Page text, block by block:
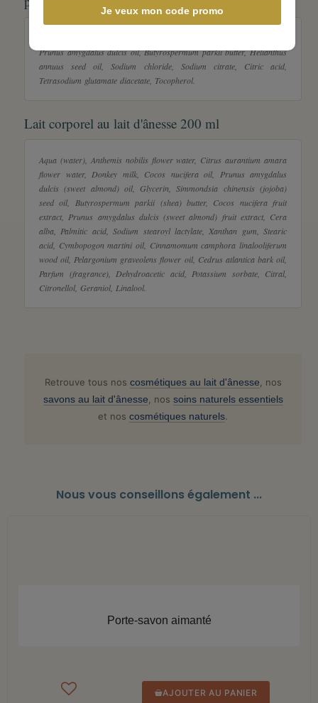
Prunus amygdalus dulcis oil, Butyrospermum parkii butter, Helianthus
annuus seed oil, Sodium chloride, Sodium citrate, Citric acid,
Tetrasodium glutamate diacetate, Tocopherol.
Lait corporel au lait d'ânesse 200 ml
Aqua (water), Anthemis nobilis flower water, Citrus aurantium amara
flower water, Donkey milk, Cocos nucifera oil, Prunus amygdalus
dulcis (sweet almond) oil, Glycerin, Simmondsia chinensis (jojoba)
seed oil, Butyrospermum parkii (shea) butter, Cocos nucifera fruit
extract, Prunus amygdalus dulcis (sweet almond) fruit extract, Cera
alba, Palmitic acid, Sodium stearoyl lactylate, Xanthan gum, Stearic
acid, Cymbopogon martini oil, Cinnamomum camphora linalooliferum
wood oil, Pelargonium graveolens flower oil, Cedrus atlantica bark oil,
Parfum (fragrance), Dehydroacetic acid, Potassium sorbate, Citral,
Citronellol, Geraniol, Linalool.
Retrouve tous nos cosmétiques au lait d'ânesse, nos
savons au lait d'ânesse, nos soins naturels essentiels
et nos cosmétiques naturels.
Nous vous conseillons également ...
Porte-savon aimanté
AJOUTER AU PANIER
Je veux mon code promo